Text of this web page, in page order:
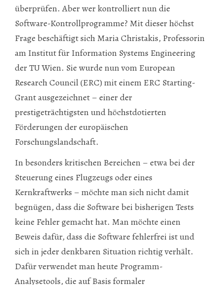
überprüfen. Aber wer kontrolliert nun die
Software-Kontrollprogramme? Mit dieser höchst
Frage beschäftigt sich Maria Christakis, Professorin
am Institut für Information Systems Engineering
der TU Wien. Sie wurde nun vom European
Research Council (ERC) mit einem ERC Starting-
Grant ausgezeichnet – einer der
prestigeträchtigsten und höchstdotierten
Förderungen der europäischen
Forschungslandschaft.
In besonders kritischen Bereichen – etwa bei der
Steuerung eines Flugzeugs oder eines
Kernkraftwerks – möchte man sich nicht damit
begnügen, dass die Software bei bisherigen Tests
keine Fehler gemacht hat. Man möchte einen
Beweis dafür, dass die Software fehlerfrei ist und
sich in jeder denkbaren Situation richtig verhält.
Dafür verwendet man heute Programm-
Analysetools, die auf Basis formaler